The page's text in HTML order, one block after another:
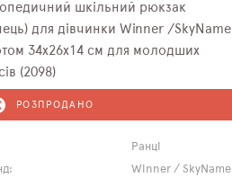
шкільний рюкзак
для дівчинки Winner /SkyName
34х26х14 см для молодших
(2098)
РОЗПРОДАНО
Ранці
Winner / SkyName